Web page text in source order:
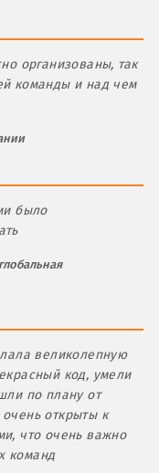
организованы, так
команды и над чем
было
великолепную
код, умели
по плану от
открыты к
что очень важно
команд